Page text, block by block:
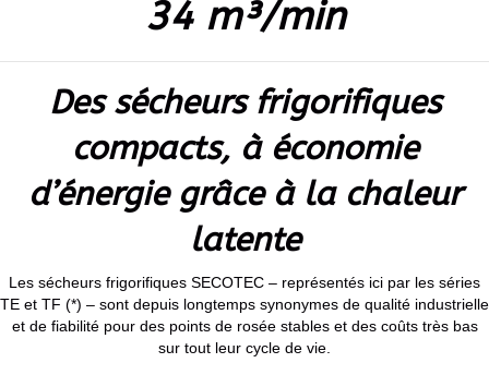
34 m³/min
Des sécheurs frigorifiques
compacts, à économie
d’énergie grâce à la chaleur
latente
Les sécheurs frigorifiques SECOTEC – représentés ici par les séries
TE et TF (*) – sont depuis longtemps synonymes de qualité industrielle
et de fiabilité pour des points de rosée stables et des coûts très bas
sur tout leur cycle de vie.